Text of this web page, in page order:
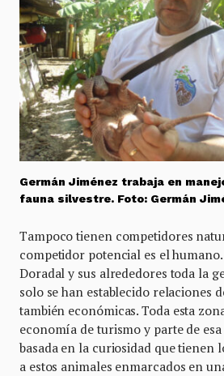
Germán Jiménez trabaja en
fauna silvestre. Foto: Germán
Tampoco tienen competidores
competidor potencial es el
Doradal y sus alrededores toda la
solo se han establecido relaciones
también económicas. Toda esta
economía de turismo y parte de
basada en la curiosidad que tienen
a estos animales enmarcados en